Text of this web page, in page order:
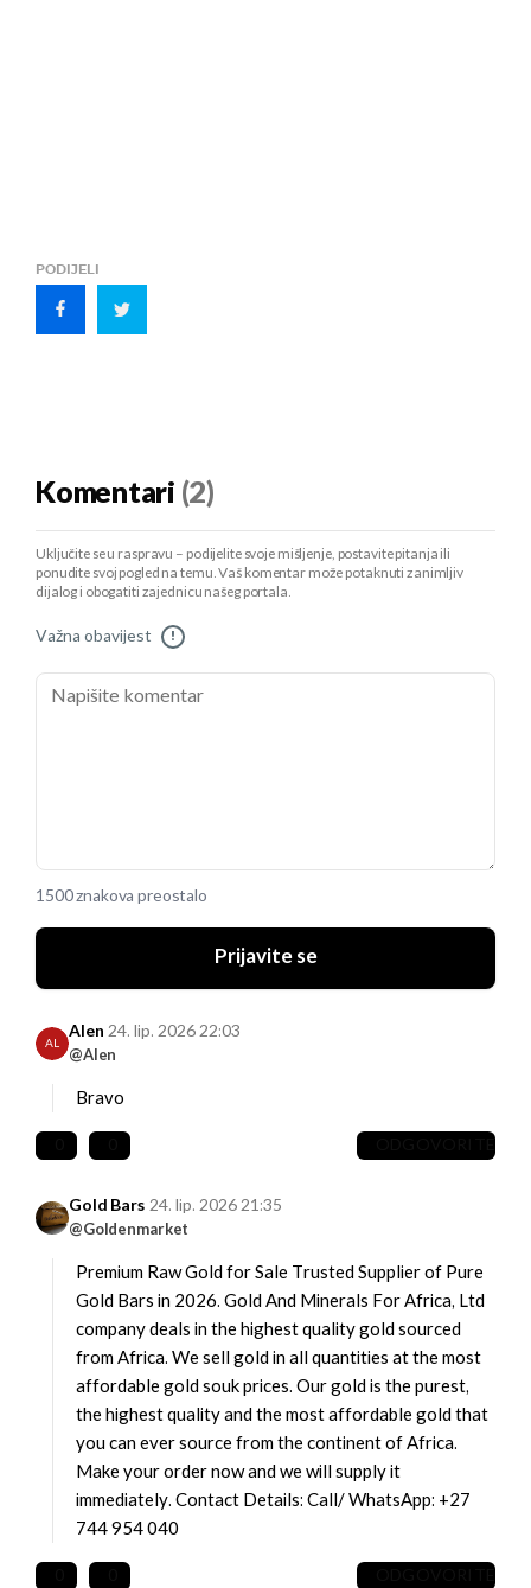
PODIJELI
Komentari (2)
Uključite se u raspravu – podijelite svoje mišljenje, postavite pitanja ili
ponudite svoj pogled na temu. Vaš komentar može potaknuti zanimljiv
dijalog i obogatiti zajednicu našeg portala.
Važna obavijest !
1500 znakova preostalo
Prijavite se
AL
Alen
@Alen
24. lip. 2026 22:03
Bravo
Gold Bars
@Goldenmarket
24. lip. 2026 21:35
Premium Raw Gold for Sale Trusted Supplier of Pure
Gold Bars in 2026. Gold And Minerals For Africa, Ltd
company deals in the highest quality gold sourced
from Africa. We sell gold in all quantities at the most
affordable gold souk prices. Our gold is the purest,
the highest quality and the most affordable gold that
you can ever source from the continent of Africa.
Make your order now and we will supply it
immediately. Contact Details: Call/ WhatsApp: +27
744 954 040